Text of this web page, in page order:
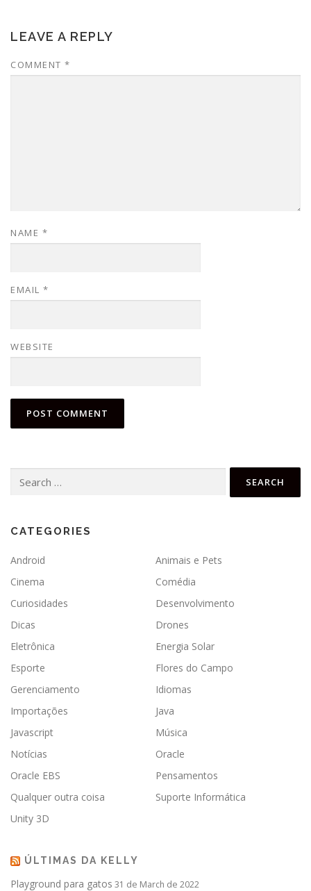
LEAVE A REPLY
COMMENT *
NAME *
EMAIL *
WEBSITE
for:
CATEGORIES
Android
Animais e Pets
Cinema
Comédia
Curiosidades
Desenvolvimento
Dicas
Drones
Eletrônica
Energia Solar
Esporte
Flores do Campo
Gerenciamento
Idiomas
Importações
Java
Javascript
Música
Notícias
Oracle
Oracle EBS
Pensamentos
Qualquer outra coisa
Suporte Informática
Unity 3D
ÚLTIMAS DA KELLY
Playground para gatos 31 de March de 2022